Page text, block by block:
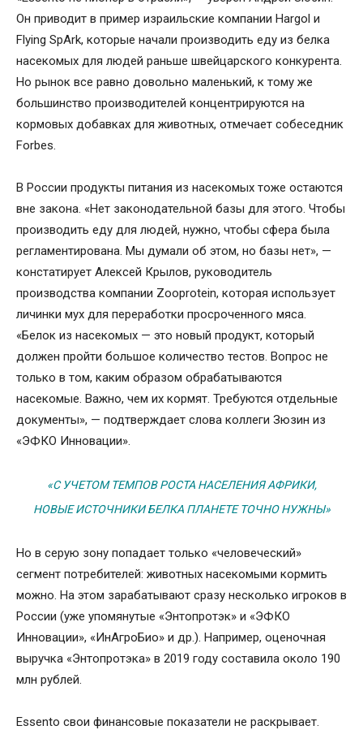
Он приводит в пример израильские компании Hargol и
Flying SpArk, которые начали производить еду из белка
насекомых для людей раньше швейцарского конкурента.
Но рынок все равно довольно маленький, к тому же
большинство производителей концентрируются на
кормовых добавках для животных, отмечает собеседник
Forbes.
В России продукты питания из насекомых тоже остаются
вне закона. «Нет законодательной базы для этого. Чтобы
производить еду для людей, нужно, чтобы сфера была
регламентирована. Мы думали об этом, но базы нет», —
констатирует Алексей Крылов, руководитель
производства компании Zooprotein, которая использует
личинки мух для переработки просроченного мяса.
«Белок из насекомых — это новый продукт, который
должен пройти большое количество тестов. Вопрос не
только в том, каким образом обрабатываются
насекомые. Важно, чем их кормят. Требуются отдельные
документы», — подтверждает слова коллеги Зюзин из
«ЭФКО Инновации».
«С УЧЕТОМ ТЕМПОВ РОСТА НАСЕЛЕНИЯ АФРИКИ,
НОВЫЕ ИСТОЧНИКИ БЕЛКА ПЛАНЕТЕ ТОЧНО НУЖНЫ»
Но в серую зону попадает только «человеческий»
сегмент потребителей: животных насекомыми кормить
можно. На этом зарабатывают сразу несколько игроков в
России (уже упомянутые «Энтопротэк» и «ЭФКО
Инновации», «ИнАгроБио» и др.). Например, оценочная
выручка «Энтопротэка» в 2019 году составила около 190
млн рублей.
Essento свои финансовые показатели не раскрывает.